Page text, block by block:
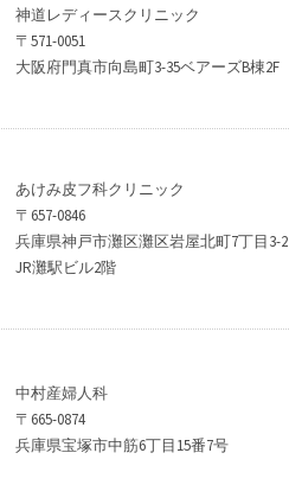
神道レディースクリニック
〒571-0051
大阪府門真市向島町3-35ベアーズB棟2F
あけみ皮フ科クリニック
〒657-0846
兵庫県神戸市灘区灘区岩屋北町7丁目3-2
JR灘駅ビル2階
中村産婦人科
〒665-0874
兵庫県宝塚市中筋6丁目15番7号